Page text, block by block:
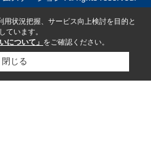
状況把握、サービス向上検討を目的と
ています。
について」 をご確認ください。
閉じる